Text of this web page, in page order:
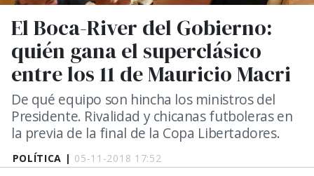
POLÍTICA | 05-11-2018 17:52
El Boca-River del Gobierno:
quién gana el superclásico
entre los 11 de Mauricio Macri
De qué equipo son hincha los ministros del
Presidente. Rivalidad y chicanas futboleras en
la previa de la final de la Copa Libertadores.